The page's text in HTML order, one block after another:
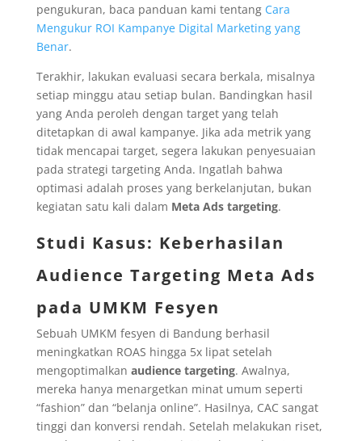
pengukuran, baca panduan kami tentang Cara
Mengukur ROI Kampanye Digital Marketing yang
Benar.
Terakhir, lakukan evaluasi secara berkala, misalnya
setiap minggu atau setiap bulan. Bandingkan hasil
yang Anda peroleh dengan target yang telah
ditetapkan di awal kampanye. Jika ada metrik yang
tidak mencapai target, segera lakukan penyesuaian
pada strategi targeting Anda. Ingatlah bahwa
optimasi adalah proses yang berkelanjutan, bukan
kegiatan satu kali dalam Meta Ads targeting.
Studi Kasus: Keberhasilan
Audience Targeting Meta Ads
pada UMKM Fesyen
Sebuah UMKM fesyen di Bandung berhasil
meningkatkan ROAS hingga 5x lipat setelah
mengoptimalkan audience targeting. Awalnya,
mereka hanya menargetkan minat umum seperti
“fashion” dan “belanja online”. Hasilnya, CAC sangat
tinggi dan konversi rendah. Setelah melakukan riset,